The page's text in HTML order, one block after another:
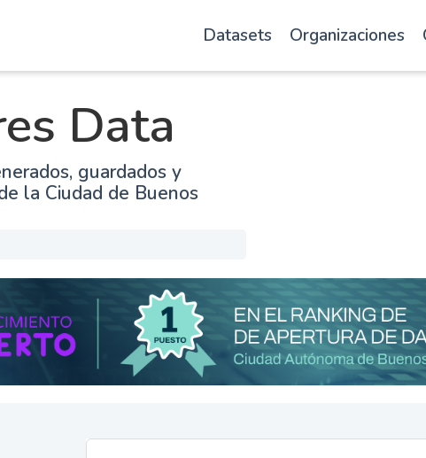
Datasets Organizaciones
Data
guardados y
la Ciudad de Buenos